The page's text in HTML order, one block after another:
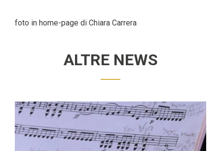
foto in home-page di Chiara Carrera
ALTRE NEWS